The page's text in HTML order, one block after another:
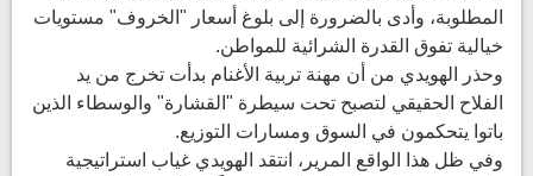
المطلوبة، وأدى بالضرورة إلى بلوغ أسعار "الخروف" مستويات
خيالية تفوق القدرة الشرائية للمواطن.
وحذر الهويدي من أن مهنة تربية الأغنام بدأت تخرج من يد
الفلاح الحقيقي لتصبح تحت سيطرة "القشارة" والوسطاء الذين
باتوا يتحكمون في السوق ومسارات التوزيع.
وفي ظل هذا الواقع المرير، انتقد الهويدي غياب استراتيجية